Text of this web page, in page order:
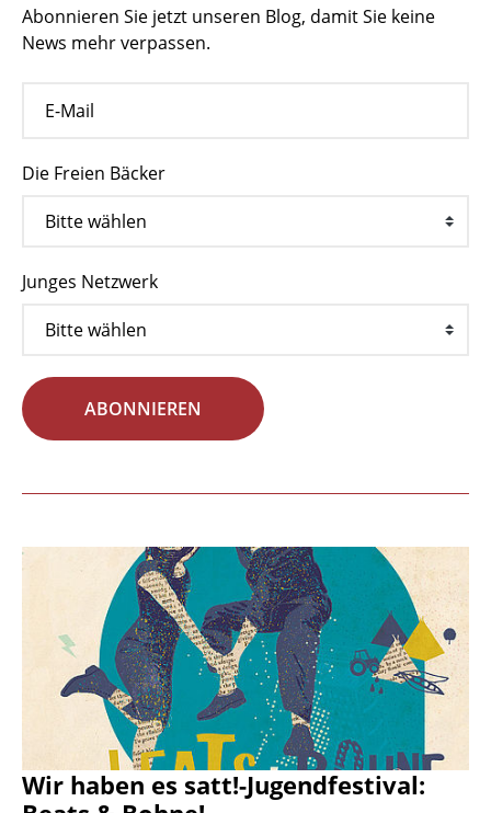
Abonnieren Sie jetzt unseren Blog, damit Sie keine
News mehr verpassen.
Die Freien Bäcker
Junges Netzwerk
ABONNIEREN
Wir haben es satt!-Jugendfestival: